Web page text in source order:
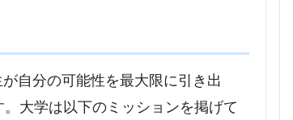
自分の可能性を最大限に引き出
大学は以下のミッションを掲げて